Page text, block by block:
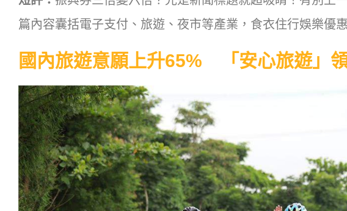
篇內容囊括電子支付、旅遊、夜市等產業，食衣住行娛樂優
國內旅遊意願上升65% 「安心旅遊」